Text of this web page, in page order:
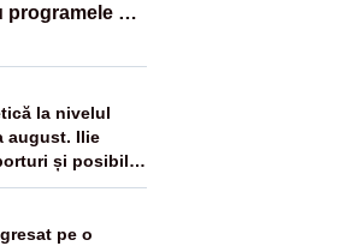
de
la nivelul
august. Ilie
și posibile
pe o